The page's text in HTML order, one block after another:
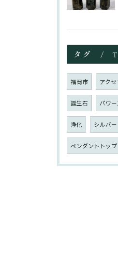
タグ
福岡市 アク
誕生石 パワ
浄化 シルバー
ペンダントトップ